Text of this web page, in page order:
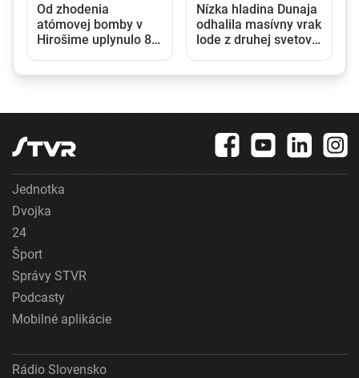
Od zhodenia
atómovej bomby v
Hirošime uplynulo 81
zbraní
Nízka hladina Dunaja
odhalila masívny vrak
lode z druhej svetovej
Jednotka
Dvojka
24
Šport
Správy STVR
Podcasty
Mobilné aplikácie
Rádio Slovensko